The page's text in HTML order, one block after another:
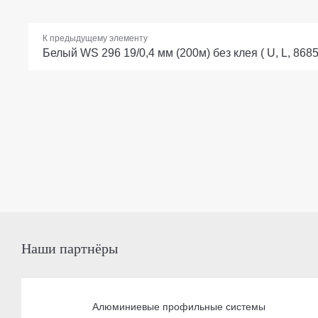
К предыдущему элементу
Белый WS 296 19/0,4 мм (200м) без клея ( U, L,
Наши партнёры
Алюминиевые профильные системы